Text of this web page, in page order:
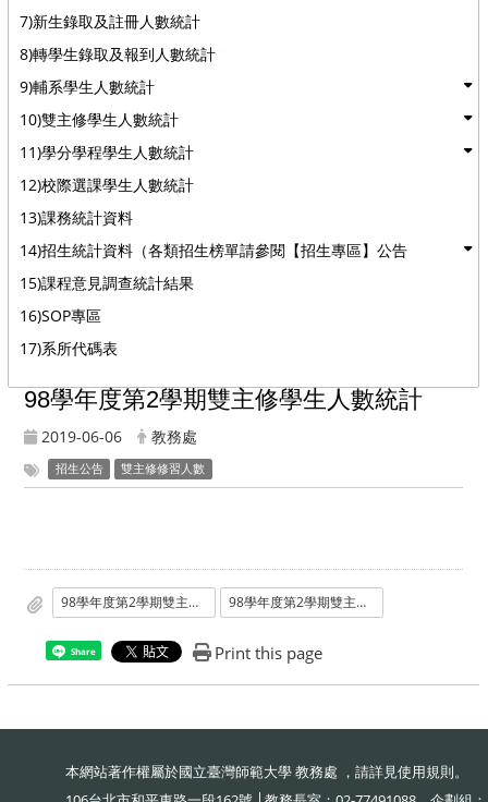
7)新生錄取及註冊人數統計
8)轉學生錄取及報到人數統計
9)輔系學生人數統計
10)雙主修學生人數統計
11)學分學程學生人數統計
12)校際選課學生人數統計
13)課務統計資料
14)招生統計資料（各類招生榜單請參閱【招生專區】公告
15)課程意見調查統計結果
16)SOP專區
17)系所代碼表
98學年度第2學期雙主修學生人數統計
2019-06-06 教務處
招生公告 雙主修修習人數
98學年度第2學期雙主修學生人數統計 98學年度第2學期雙主修學生人數統計
Share Print this page
本網站著作權屬於國立臺灣師範大學 教務處 ，請詳見使用規則。